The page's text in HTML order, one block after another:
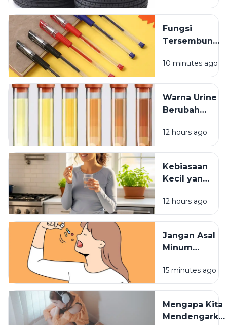
yang
Dipikirkan
Fungsi
Tersembunyi
pada Tutup
Pulpen
10 minutes ago
Warna Urine
Berubah
Minum
Vitamin? Ini
Penjelasannya
12 hours ago
Kebiasaan
Kecil yang
Vitamin
Tidak
Maksimal
12 hours ago
Jangan Asal
Minum
Waktu
Konsumsinya
Berpengaruh
15 minutes ago
Mengapa Kita